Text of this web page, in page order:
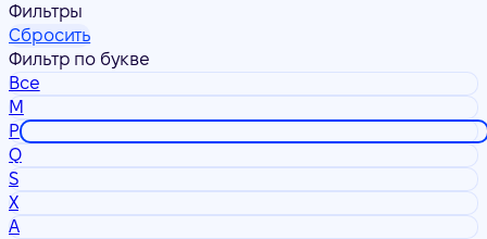
Фильтры
Сбросить
Фильтр по букве
Все
M
P
Q
S
X
А